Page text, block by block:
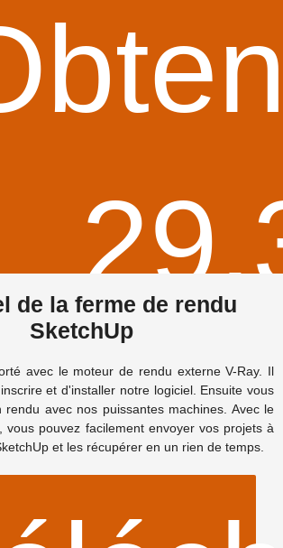
© Natrangdesign
de la ferme de rendu
SketchUp
avec le moteur de rendu externe V-Ray. Il
et d'installer notre logiciel. Ensuite vous
avec nos puissantes machines. Avec le
vous pouvez facilement envoyer vos projets à
et les récupérer en un rien de temps.